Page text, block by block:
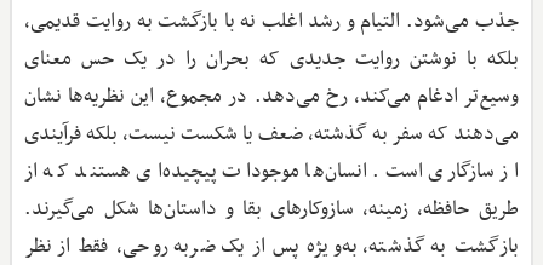
جذب می‌شود. التیام و رشد اغلب نه با بازگشت به روایت قدیمی،
بلکه با نوشتن روایت جدیدی که بحران را در یک حس معنای
وسیع‌تر ادغام می‌کند، رخ می‌دهد. در مجموع، این نظریه‌ها نشان
می‌دهند که سفر به گذشته، ضعف یا شکست نیست، بلکه فرآیندی
از سازگاری است. انسان‌ها موجودات پیچیده‌ای هستند که از
طریق حافظه، زمینه، سازوکار‌های بقا و داستان‌ها شکل می‌گیرند.
بازگشت به گذشته، به‌ویژه پس از یک ضربه روحی، فقط از نظر